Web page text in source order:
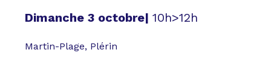
Dimanche 3 octobre|10h>12h
Martin-Plage, Plérin